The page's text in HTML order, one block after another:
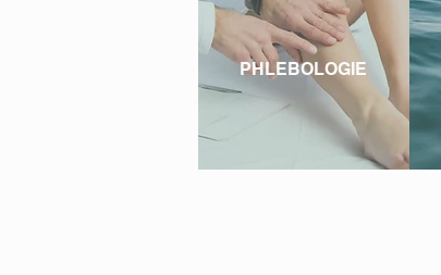
PHLEBOLOGIE